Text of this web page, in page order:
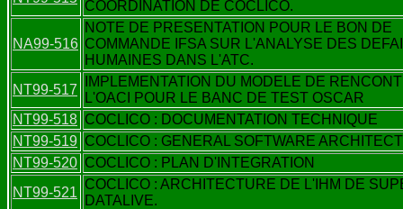
COORDINATION DE COCLICO.
NA99-516
NOTE DE PRESENTATION POUR LE BON DE
COMMANDE IFSA SUR L'ANALYSE DES
HUMAINES DANS L'ATC.
NT99-517
IMPLEMENTATION DU MODELE DE
L'OACI POUR LE BANC DE TEST OSCAR
NT99-518 COCLICO : DOCUMENTATION TECHNIQUE
NT99-519 COCLICO : GENERAL SOFTWARE
NT99-520 COCLICO : PLAN D'INTEGRATION
NT99-521
COCLICO : ARCHITECTURE DE L'IHM DE
DATALIVE.